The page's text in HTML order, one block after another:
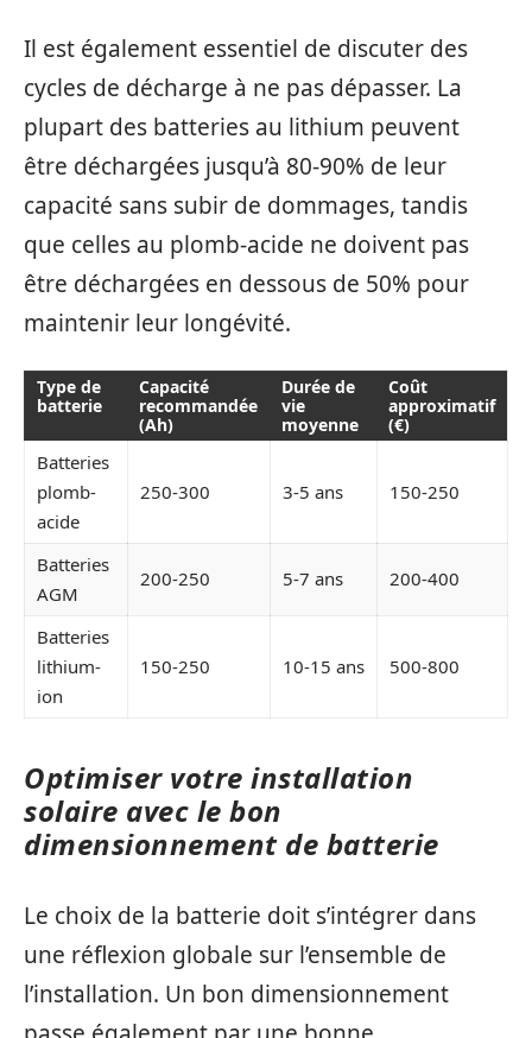
Il est également essentiel de discuter des
cycles de décharge à ne pas dépasser. La
plupart des batteries au lithium peuvent
être déchargées jusqu’à 80-90% de leur
capacité sans subir de dommages, tandis
que celles au plomb-acide ne doivent pas
être déchargées en dessous de 50% pour
maintenir leur longévité.
Type de
batterie
Capacité
recommandée
(Ah)
Durée de
vie
moyenne
Coût
approximatif
(€)
Batteries
plomb-
acide
250-300 3-5 ans 150-250
Batteries
AGM
200-250 5-7 ans 200-400
Batteries
lithium-
ion
150-250 10-15 ans 500-800
Optimiser votre installation
solaire avec le bon
dimensionnement de batterie
Le choix de la batterie doit s’intégrer dans
une réflexion globale sur l’ensemble de
l’installation. Un bon dimensionnement